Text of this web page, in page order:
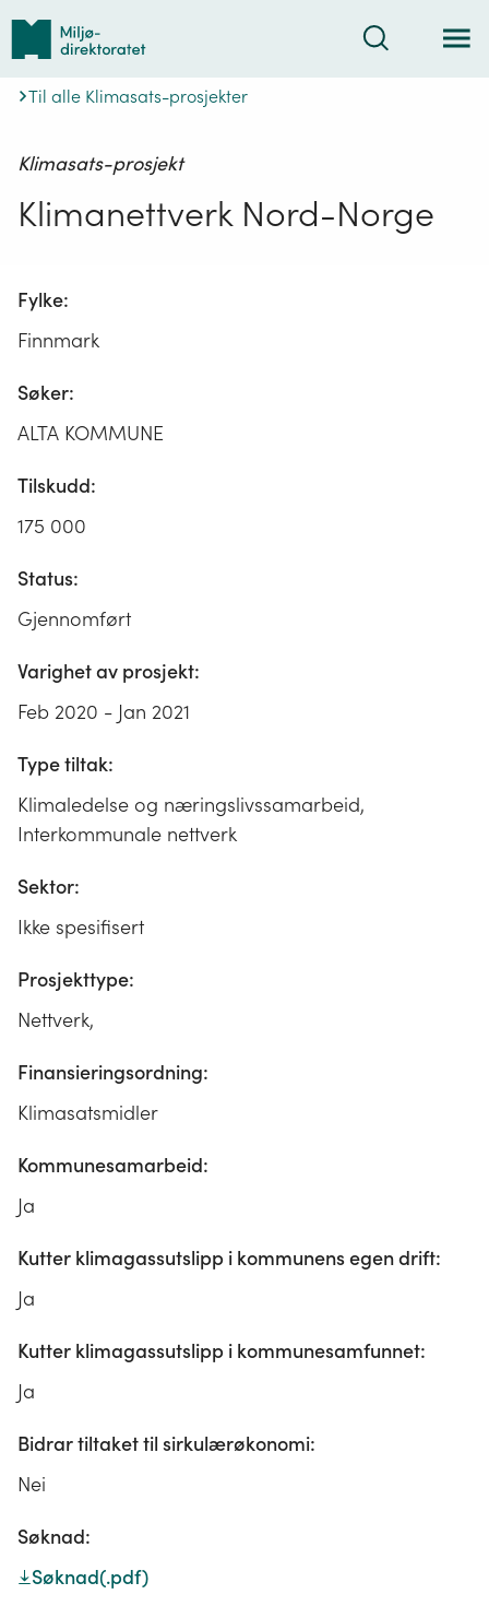
Tilbake
forsiden
Søk
Til alle Klimasats-prosjekter
Klimasats-prosjekt
Klimanettverk Nord-Norge
Fylke:
Finnmark
Søker:
ALTA KOMMUNE
Tilskudd:
175 000
Status:
Gjennomført
Varighet av prosjekt:
Feb 2020 - Jan 2021
Type tiltak:
Klimaledelse og næringslivssamarbeid,
Interkommunale nettverk
Sektor:
Ikke spesifisert
Prosjekttype:
Nettverk,
Finansieringsordning:
Klimasatsmidler
Kommunesamarbeid:
Ja
Kutter klimagassutslipp i kommunens egen drift:
Ja
Kutter klimagassutslipp i kommunesamfunnet:
Ja
Bidrar tiltaket til sirkulærøkonomi:
Nei
Søknad:
Søknad(.pdf)